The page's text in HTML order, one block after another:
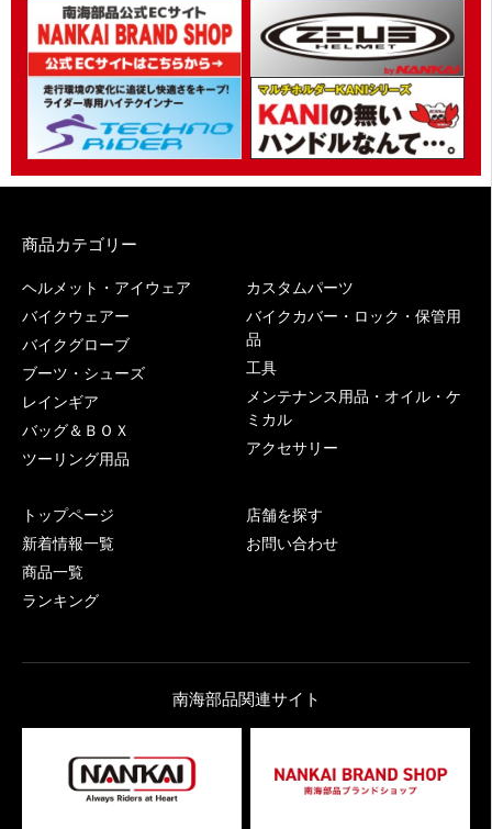
商品カテゴリー
ヘルメット・アイウェア
バイクウェアー
バイクグローブ
ブーツ・シューズ
レインギア
バッグ＆ＢＯＸ
ツーリング用品
カスタムパーツ
バイクカバー・ロック・保管用
品
工具
メンテナンス用品・オイル・ケ
ミカル
アクセサリー
トップページ
新着情報一覧
商品一覧
ランキング
店舗を探す
お問い合わせ
南海部品関連サイト